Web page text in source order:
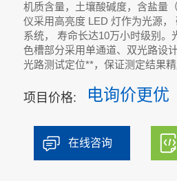
机质含量，土壤酸碱度，含盐量
仪采用高亮度 LED 灯作为光源
系统， 寿命长达10万小时级别。
色槽部分采用单通道、双光路设
光路测试定位**，保证测定结果精
项目价格: 电询价更优
在线咨询